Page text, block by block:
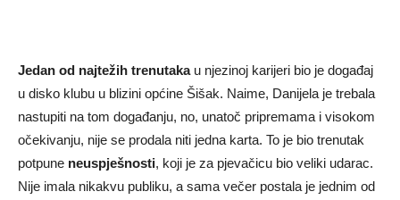
Jedan od najtežih trenutakau njezinoj karijeri bio je događaj
u disko klubu u blizini općine Šišak. Naime, Danijela je trebala
nastupiti na tom događanju, no, unatoč pripremama i visokom
očekivanju, nije se prodala niti jedna karta. To je bio trenutak
potpune neuspješnosti, koji je za pjevačicu bio veliki udarac.
Nije imala nikakvu publiku, a sama večer postala je jednim od